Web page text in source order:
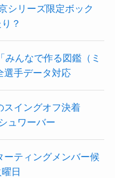
シリーズ限定ボック
？
みんなで作る図鑑（ミ
選手データ対応
スイングオフ決着
ュワーバー
ーティングメンバー候
日